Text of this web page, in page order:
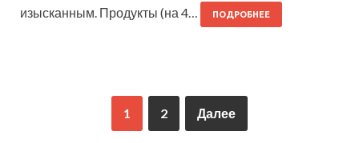
изысканным. Продукты (на 4…
ПОДРОБНЕЕ
1 2 Далее